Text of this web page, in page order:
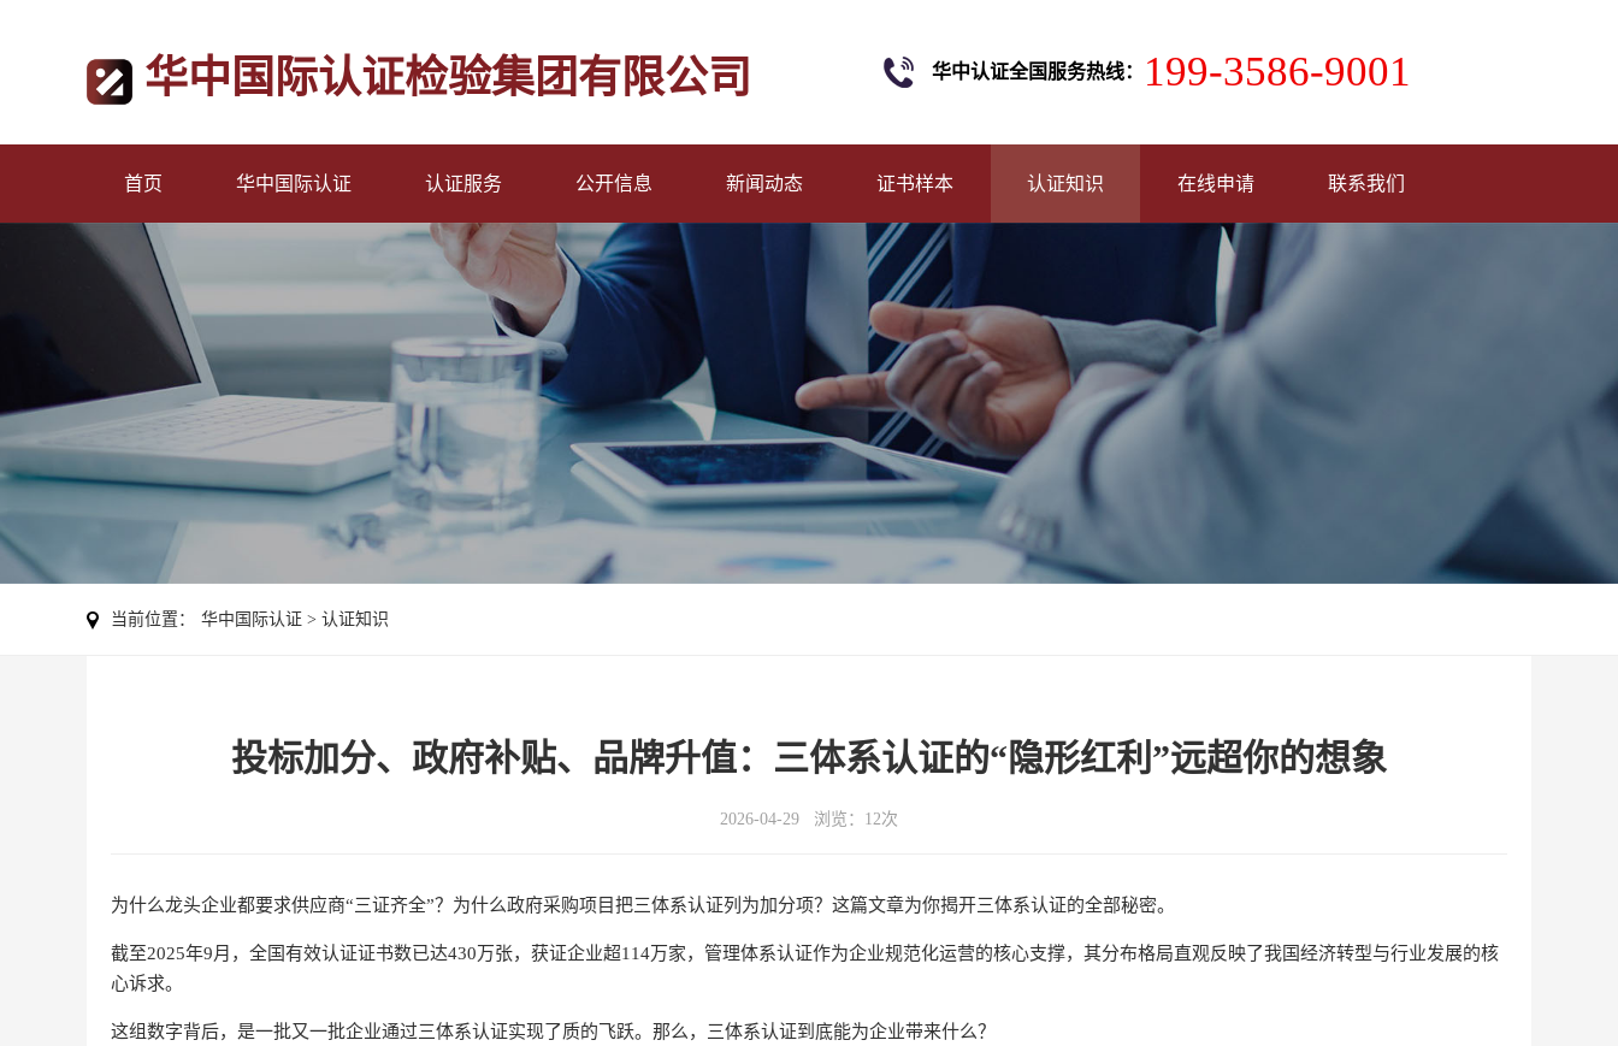
华中国际认证检验集团有限公司 华中认证全国服务热线： 199-3586-9001
首页 华中国际认证 认证服务 公开信息 新闻动态 证书样本 认证知识 在线申请 联系我们
当前位置： 华中国际认证 > 认证知识
投标加分、政府补贴、品牌升值：三体系认证的“隐形红利”远超你的想象
2026-04-29 浏览：12次
为什么龙头企业都要求供应商“三证齐全”？为什么政府采购项目把三体系认证列为加分项？这篇文章为你揭开三体系认证的全部秘密。
截至2025年9月，全国有效认证证书数已达430万张，获证企业超114万家，管理体系认证作为企业规范化运营的核心支撑，其分布格局直观反映了我国经济转型与行业发展的核
心诉求。
这组数字背后，是一批又一批企业通过三体系认证实现了质的飞跃。那么，三体系认证到底能为企业带来什么？